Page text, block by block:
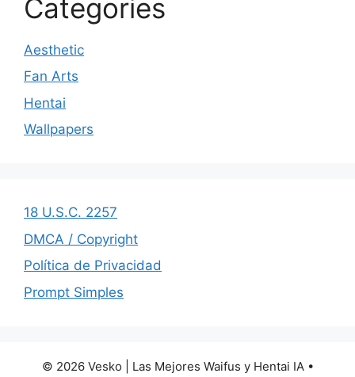
Categories
Aesthetic
Fan Arts
Hentai
Wallpapers
18 U.S.C. 2257
DMCA / Copyright
Política de Privacidad
Prompt Simples
© 2026 Vesko | Las Mejores Waifus y Hentai IA•